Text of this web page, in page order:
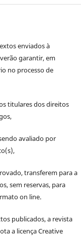
enviados à
garantir, em
no processo de
titulares dos direitos
avaliado por
transferem para a
sem reservas, para
on line.
publicados, a revista
a licença Creative